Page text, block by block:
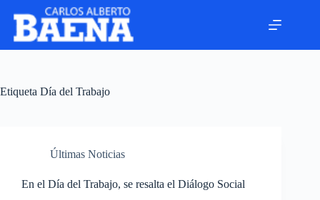
Etiqueta Día del Trabajo
Últimas Noticias
En el Día del Trabajo, se resalta el Diálogo Social